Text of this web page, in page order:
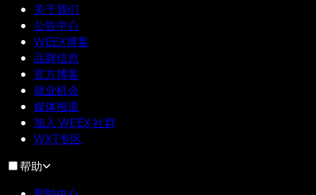
关于我们
公告中心
WEEX博客
品牌信息
官方博客
就业机会
媒体报道
加入 WEEX 社群
WXT专区
帮助